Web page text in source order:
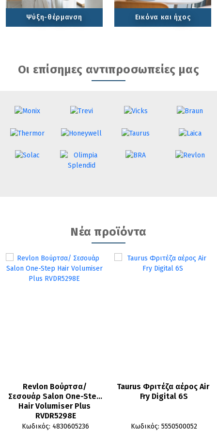
Ψύξη-θέρμανση Εικόνα και ήχος
Οι επίσημες αντιπροσωπείες μας
Νέα προϊόντα
Revlon Βούρτσα/
Σεσουάρ Salon One-Step
Hair Volumiser Plus
RVDR5298E
Κωδικός: 4830605236
Taurus Φριτέζα αέρος Air
Fry Digital 6S
Κωδικός: 5550500052